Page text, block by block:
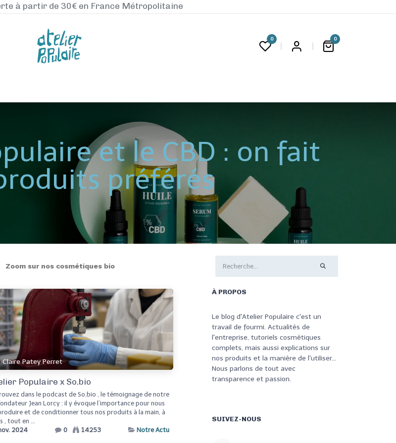
à partir de 30€ en France Métropolitaine
0 0
et le CBD : on fait
préférés
Zoom sur nos cosmétiques bio
Claire Patey Perret
Populaire x So.bio
dans le podcast de So.bio , le témoignage de notre
Jean Lorcy : il y évoque l’importance pour nous
et de conditionner tous nos produits à la main, à
, tout en ...
2024
0 14253 Notre Actu
À PROPOS
Le blog d'Atelier Populaire c'est un
travail de fourmi. Actualités de
l'entreprise, tutoriels cosmétiques
complets, mais aussi explications sur
nos produits et la manière de l'utiliser...
Nous parlons de tout avec
transparence et passion.
SUIVEZ-NOUS